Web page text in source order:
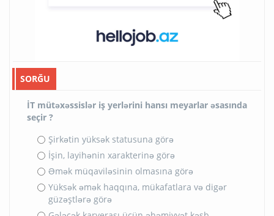
SORĞU
İT mütəxəssislər iş yerlərini hansı meyarlar əsasında
seçir ?
Şirkətin yüksək statusuna görə
İşin, layihənin xarakterinə görə
Əmək müqaviləsinin olmasına görə
Yüksək əmək haqqına, mükafatlara və digər
güzəştlərə görə